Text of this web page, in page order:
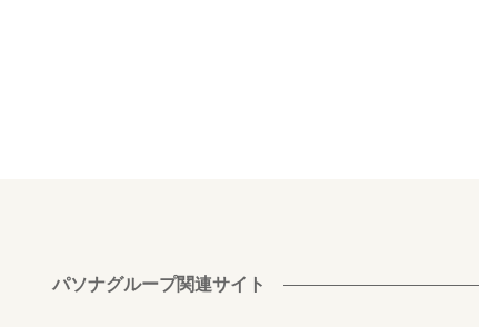
パソナグループ関連サイト